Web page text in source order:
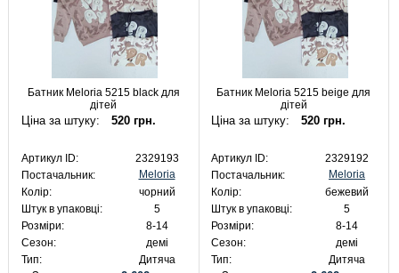
Батник Meloria 5215 black для
дітей
Ціна за штуку: 520 грн.
Артикул ID:
2329193
Постачальник:
Meloria
Колір:
чорний
Штук в упаковці:
5
Розміри:
8-14
Сезон:
демі
Тип:
Дитяча
Батник Meloria 5215 beige для
дітей
Ціна за штуку: 520 грн.
Артикул ID:
2329192
Постачальник:
Meloria
Колір:
бежевий
Штук в упаковці:
5
Розміри:
8-14
Сезон:
демі
Тип:
Дитяча